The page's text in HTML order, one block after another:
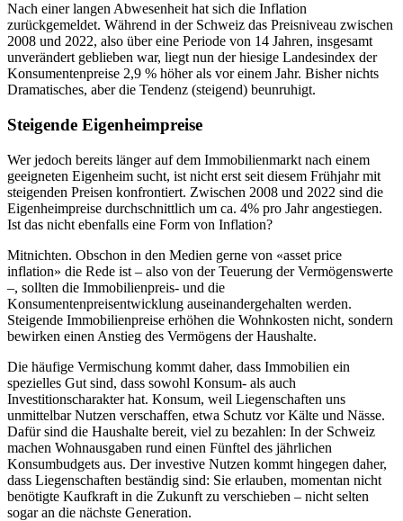
Nach einer langen Abwesenheit hat sich die Inflation
zurückgemeldet. Während in der Schweiz das Preisniveau zwischen
2008 und 2022, also über eine Periode von 14 Jahren, insgesamt
unverändert geblieben war, liegt nun der hiesige Landesindex der
Konsumentenpreise 2,9 % höher als vor einem Jahr. Bisher nichts
Dramatisches, aber die Tendenz (steigend) beunruhigt.
Steigende Eigenheimpreise
Wer jedoch bereits länger auf dem Immobilienmarkt nach einem
geeigneten Eigenheim sucht, ist nicht erst seit diesem Frühjahr mit
steigenden Preisen konfrontiert. Zwischen 2008 und 2022 sind die
Eigenheimpreise durchschnittlich um ca. 4% pro Jahr angestiegen.
Ist das nicht ebenfalls eine Form von Inflation?
Mitnichten. Obschon in den Medien gerne von «asset price
inflation» die Rede ist – also von der Teuerung der Vermögenswerte
–, sollten die Immobilienpreis- und die
Konsumentenpreisentwicklung auseinandergehalten werden.
Steigende Immobilienpreise erhöhen die Wohnkosten nicht, sondern
bewirken einen Anstieg des Vermögens der Haushalte.
Die häufige Vermischung kommt daher, dass Immobilien ein
spezielles Gut sind, dass sowohl Konsum- als auch
Investitionscharakter hat. Konsum, weil Liegenschaften uns
unmittelbar Nutzen verschaffen, etwa Schutz vor Kälte und Nässe.
Dafür sind die Haushalte bereit, viel zu bezahlen: In der Schweiz
machen Wohnausgaben rund einen Fünftel des jährlichen
Konsumbudgets aus. Der investive Nutzen kommt hingegen daher,
dass Liegenschaften beständig sind: Sie erlauben, momentan nicht
benötigte Kaufkraft in die Zukunft zu verschieben – nicht selten
sogar an die nächste Generation.